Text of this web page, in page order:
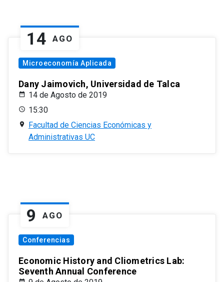
14 AGO
Microeconomía Aplicada
Dany Jaimovich, Universidad de Talca
14 de Agosto de 2019
15:30
Facultad de Ciencias Económicas y
Administrativas UC
9 AGO
Conferencias
Economic History and Cliometrics Lab:
Seventh Annual Conference